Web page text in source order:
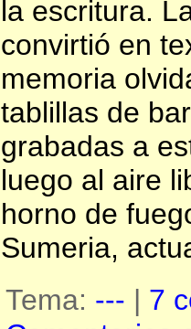
la escritura.
convirtió en
memoria
tablillas de
grabadas a
luego al aire
horno de
Sumeria,
Tema: --- | 7